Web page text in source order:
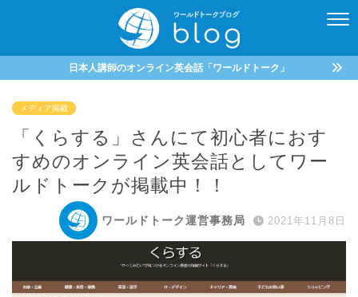
日本人講師のオンライン英会話「ワールドトーク」
メディア掲載
「くらする」さんにて初心者におす
すめのオンライン英会話としてワー
ルドトークが掲載中！！
ワールドトーク運営事務局 2021年11月8日